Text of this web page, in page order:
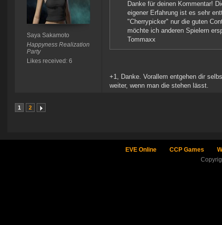
Saya Sakamoto
Happyness Realization
Party
Likes received: 6
Danke für deinen Kommentar!
eigener Erfahrung ist es sehr
"Cherrypicker" nur die guten
möchte ich anderen Spielern
Tommaxx
+1, Danke. Vorallem entgehen dir
weiter, wenn man die stehen lässt.
1 2
EVE Online CCP Games